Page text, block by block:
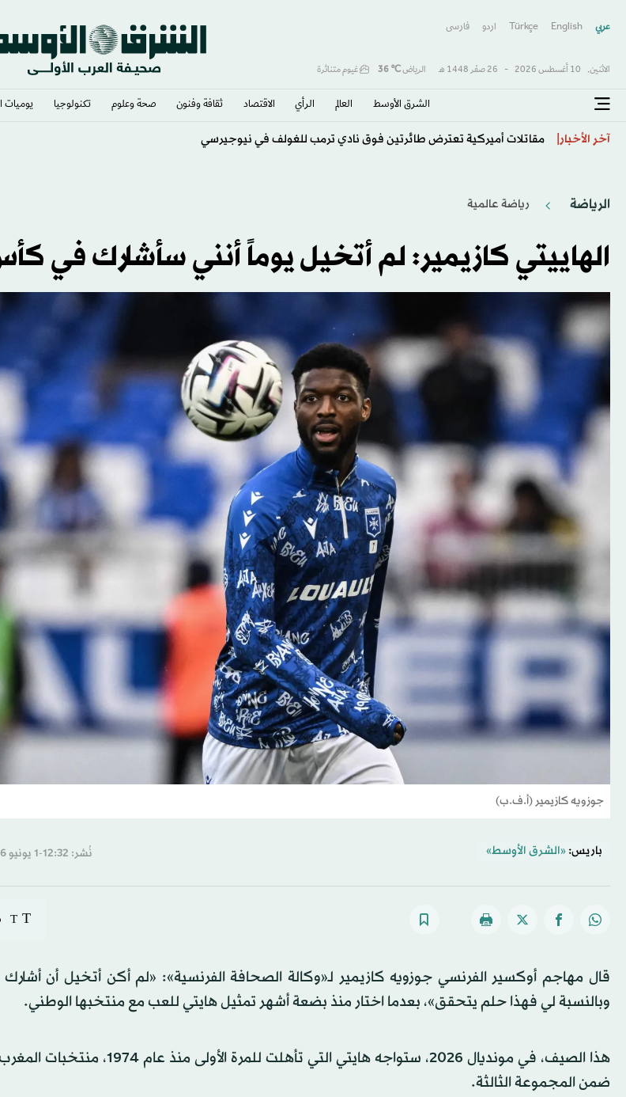
عربي English
Türkçe اردو فارسى
الاثنين, 10 أغسطس 2026 - 26 صفَر 1448 هـ الرياض℃
36 غيوم متناثرة
الشرق الأوسط​ العالم الرأي الاقتصاد ثقافة وفنون صحة وعلوم تكنولوجيا يوميات
آخر الأخبار مقاتلات أميركية تعترض طائرتين فوق نادي ترمب للغولف في نيوجيرسي
الرياضة رياضة عالمية
الهاييتي كازيمير: لم أتخيل يوماً أنني سأشارك في
جوزويه كازيمير (أ.ف.ب)
باريس: «الشرق الأوسط» نُشر: 12:32-1 يونيو 2026 م ـ 16 ذو الحِجّة 1447 هـ
T
T
قال مهاجم أوكسير الفرنسي جوزويه كازيمير لـ«وكالة الصحافة الفرنسية»: «لم أكن أتخيل أن
وبالنسبة لي فهذا حلم يتحقق»، بعدما اختار منذ بضعة أشهر تمثيل هايتي للعب مع منتخبها الوطني.
هذا الصيف، في مونديال 2026، ستواجه هايتي التي
ضمن المجموعة الثالثة.